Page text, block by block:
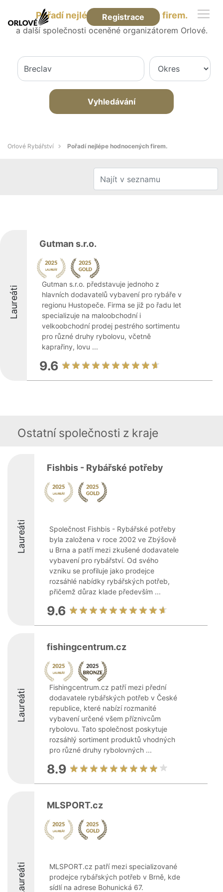
Registrace
Pořadí nejlépe hodnocených firem.
a další společnosti oceněné organizátorem Orlové.
Vyhledávání
Orlové Rybářství Pořadí nejlépe hodnocených firem.
Laureáti
Gutman s.r.o.
Gutman s.r.o. představuje jednoho z
hlavních dodavatelů vybavení pro rybáře v
regionu Hustopeče. Firma se již po řadu let
specializuje na maloobchodní i
velkoobchodní prodej pestrého sortimentu
pro různé druhy rybolovu, včetně
kaprařiny, lovu ...
9.6
Ostatní společnosti z kraje
Laureáti
Fishbis - Rybářské potřeby
Společnost Fishbis - Rybářské potřeby
byla založena v roce 2002 ve Zbýšově
u Brna a patří mezi zkušené dodavatele
vybavení pro rybářství. Od svého
vzniku se profiluje jako prodejce
rozsáhlé nabídky rybářských potřeb,
přičemž důraz klade především ...
9.6
Laureáti
fishingcentrum.cz
Fishingcentrum.cz patří mezi přední
dodavatele rybářských potřeb v České
republice, které nabízí rozmanité
vybavení určené všem příznivcům
rybolovu. Tato společnost poskytuje
rozsáhlý sortiment produktů vhodných
pro různé druhy rybolovných ...
8.9
Laureáti
MLSPORT.cz
MLSPORT.cz patří mezi specializované
prodejce rybářských potřeb v Brně, kde
sídlí na adrese Bohunická 67.